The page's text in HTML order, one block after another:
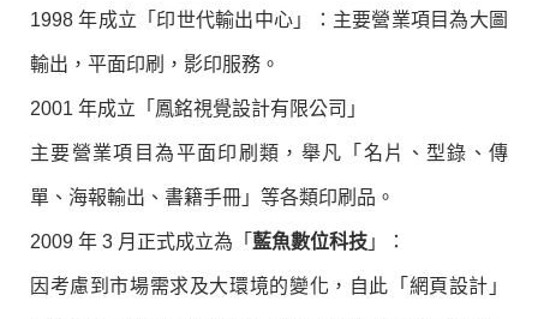
1998 年成立「印世代輸出中心」：主要營業項目為大圖
輸出，平面印刷，影印服務。
2001 年成立「鳳銘視覺設計有限公司」
主要營業項目為平面印刷類，舉凡「名片、型錄、傳
單、海報輸出、書籍手冊」等各類印刷品。
2009 年 3 月正式成立為「 藍魚數位科技 」：
因考慮到市場需求及大環境的變化，自此「網頁設計」